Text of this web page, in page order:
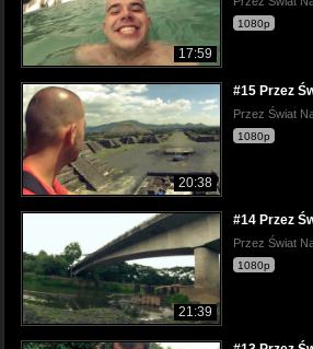
17:59
1080p
20:38
#15 Przez
Przez Świat
1080p
21:39
#14 Przez
Przez Świat
1080p